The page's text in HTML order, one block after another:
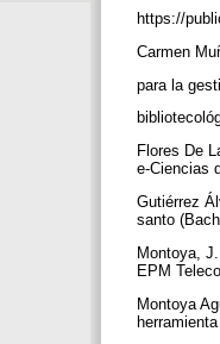
https://
Carmen
para la
Flores De
e-Ciencias
Gutiérrez
santo
Montoya,
EPM
Montoya